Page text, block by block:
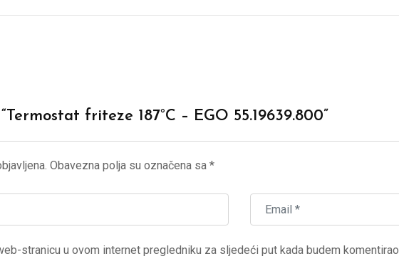
friteze 187°C – EGO 55.19639.800”
Obavezna polja su označena sa *
stranicu u ovom internet pregledniku za sljedeći put kada budem